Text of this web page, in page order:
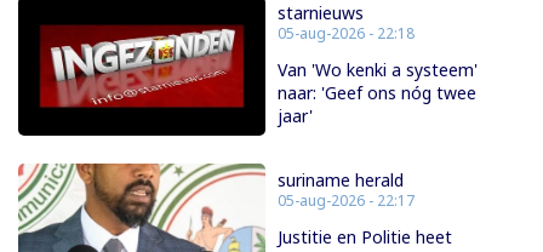
starnieuws
05-aug-2026 - 22:18
Van 'Wo kenki a systeem'
naar: 'Geef ons nóg twee
jaar'
suriname herald
05-aug-2026 - 22:17
Justitie en Politie heet